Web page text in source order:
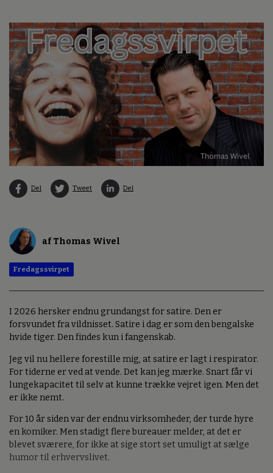
Del Tweet Del
af Thomas Wivel
Fredagssvirpet
I 2026 hersker endnu grundangst for satire. Den er
forsvundet fra vildnisset. Satire i dag er som den bengalske
hvide tiger. Den findes kun i fangenskab.
Jeg vil nu hellere forestille mig, at satire er lagt i respirator.
For tiderne er ved at vende. Det kan jeg mærke. Snart får vi
lungekapacitet til selv at kunne trække vejret igen. Men det
er ikke nemt.
For 10 år siden var der endnu virksomheder, der turde hyre
en komiker. Men stadigt flere bureauer melder, at det er
blevet sværere, for ikke at sige stort set umuligt at sælge
humor til erhvervslivet.